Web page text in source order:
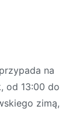
na
od 13:00 do
zimą,